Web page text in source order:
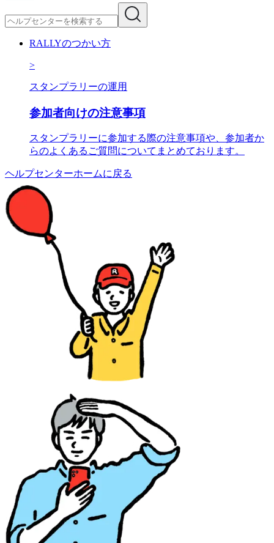
RALLYのつかい方
>
スタンプラリーの運用
参加者向けの注意事項
スタンプラリーに参加する際の注意事項や、参加者か
らのよくあるご質問についてまとめております。
ヘルプセンターホームに戻る